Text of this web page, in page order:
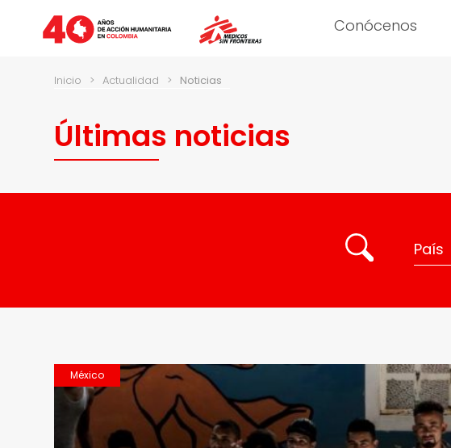
Conócenos
Inicio > Actualidad > Noticias
Últimas noticias
México